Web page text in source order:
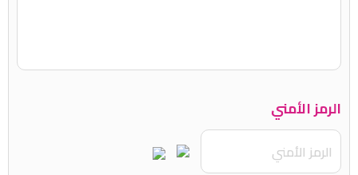
الرمز الأمني